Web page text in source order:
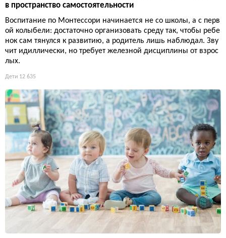
в пространство самостоятельности
Воспитание по Монтессори начинается не со школы, а с перв
ой колыбели: достаточно организовать среду так, чтобы ребе
нок сам тянулся к развитию, а родитель лишь наблюдал. Зву
чит идиллически, но требует железной дисциплины от взрос
лых.
Дети 12 635